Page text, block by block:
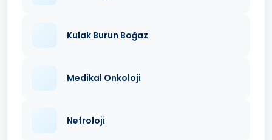
Kulak Burun Boğaz
Medikal Onkoloji
Nefroloji